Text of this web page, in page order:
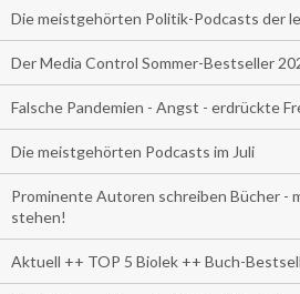
Die meistgehörten Politik-Podcasts der
Der Media Control Sommer-Bestseller
Falsche Pandemien - Angst - erdrückte
Die meistgehörten Podcasts im Juli
Prominente Autoren schreiben Bücher -
stehen!
Aktuell ++ TOP 5 Biolek ++ Buch-